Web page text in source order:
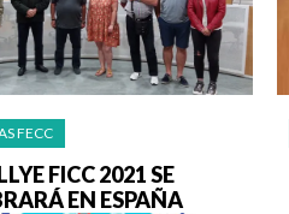
FECC
FICC 2021 SE
EN ESPAÑA